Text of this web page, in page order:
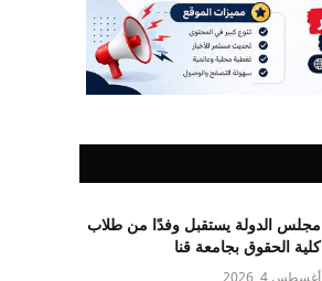
مجلس الدولة يستقبل وفدًا من طلاب
كلية الحقوق بجامعة قنا
أغسطس 4, 2026